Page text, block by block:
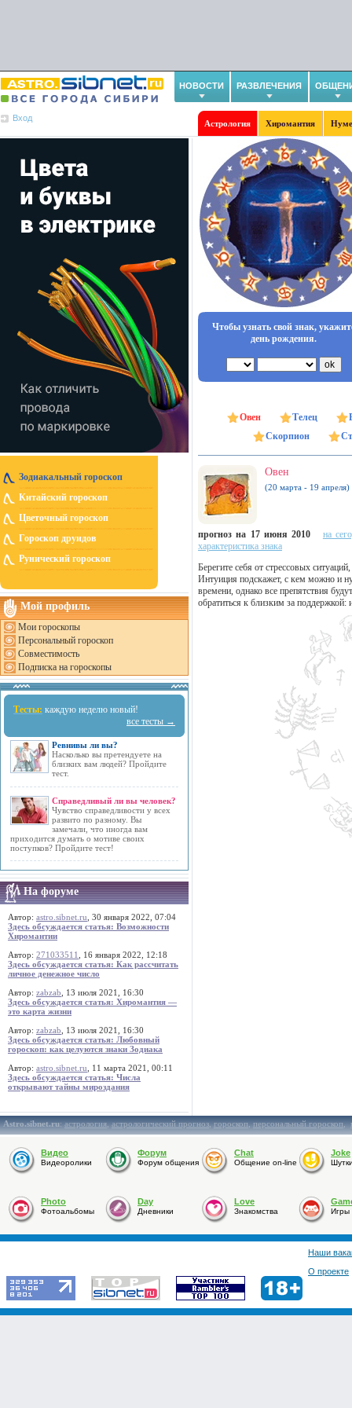
НОВОСТИ РАЗВЛЕЧЕНИЯ
Вход
Астрология Хиромантия
Зодиакальный гороскоп
Китайский гороскоп
Цветочный гороскоп
Гороскоп друидов
Рунический гороскоп
Мой профиль
Мои гороскопы
Персональный гороскоп
Совместимость
Подписка на гороскопы
Тесты: каждую неделю новый!
все тесты →
Ревнивы ли вы?
Насколько вы претендуете на
близких вам людей? Пройдите
тест.
Справедливый ли вы человек?
Чувство справедливости у всех
развито по разному. Вы
замечали, что иногда вам
приходится думать о мотиве своих
поступков? Пройдите тест!
На форуме
Автор: astro.sibnet.ru , 30 января 2022, 07:04
Здесь обсуждается статья: Возможности
Хиромантии
Автор: 271033511
, 16 января 2022, 12:18
Здесь обсуждается статья: Как рассчитать
личное денежное число
Автор: zabzab , 13 июля 2021, 16:30
Здесь обсуждается статья: Хиромантия —
это карта жизни
Автор: zabzab , 13 июля 2021, 16:30
Здесь обсуждается статья: Любовный
гороскоп: как целуются знаки Зодиака
Автор: astro.sibnet.ru , 11 марта 2021, 00:11
Здесь обсуждается статья: Числа
открывают тайны мироздания
Чтобы узнать свой знак,
день рождения.
Овен Телец
Скорпион
Овен
(20 марта - 19 апреля)
прогноз на 17 июня 2010
на
характеристика знака
Берегите себя от стрессовых
Интуиция подскажет, с кем можно и
времени, однако все препятствия
обратиться к близким за
Astro.sibnet.ru:астрология,астрологический прогноз,гороскоп,персональный гороскоп,
Видео
Видеоролики
Форум
Форум общения
Chat
Общение on-line
Joke
Photo
Фотоальбомы
Day
Дневники
Love
Знакомства Игры
Наши
О проекте